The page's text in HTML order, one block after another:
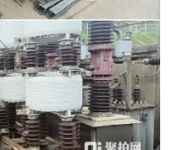
具有完全民事权利能力和
他组织，并具备操作计算
有限公司声明不提供统一
理竞买手续、缴纳竞买保